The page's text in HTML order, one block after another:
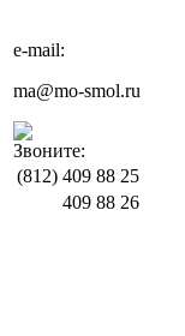
e-mail:
ma@mo-smol.ru
Звоните:
(812) 409 88 25
409 88 26